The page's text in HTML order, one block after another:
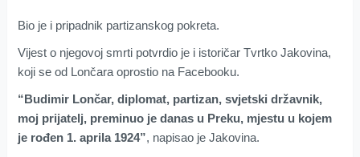
Bio je i pripadnik partizanskog pokreta.
Vijest o njegovoj smrti potvrdio je i istoričar Tvrtko Jakovina,
koji se od Lončara oprostio na Facebooku.
“Budimir Lončar, diplomat, partizan, svjetski državnik,
moj prijatelj, preminuo je danas u Preku, mjestu u kojem
je rođen 1. aprila 1924”, napisao je Jakovina.